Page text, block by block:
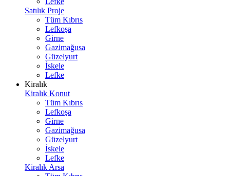
Satılık Proje
Tüm Kıbrıs
Lefkoşa
Girne
Gazimağusa
Güzelyurt
İskele
Lefke
Kiralık
Kiralık Konut
Tüm Kıbrıs
Lefkoşa
Girne
Gazimağusa
Güzelyurt
İskele
Lefke
Kiralık Arsa